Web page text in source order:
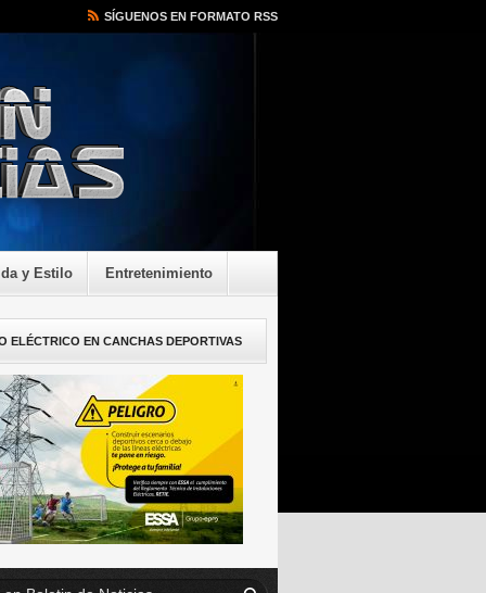
SÍGUENOS EN FORMATO RSS
y Estilo Entretenimiento
ELÉCTRICO EN CANCHAS DEPORTIVAS